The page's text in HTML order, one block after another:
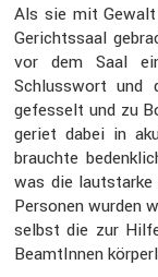
Als sie mit
Gerichts­saal
vor dem Saal
Schluss­wort und
gefes­selt und zu
geriet dabei in
brauchte
was die
Personen wurden
selbst die zur
BeamtInnen